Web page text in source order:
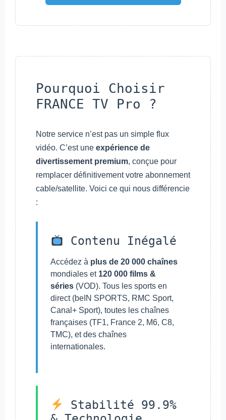
Pourquoi Choisir
FRANCE TV Pro ?
Notre service n’est pas un simple flux
vidéo. C’est une expérience de
divertissement premium, conçue pour
remplacer définitivement votre abonnement
cable/satellite. Voici ce qui nous différencie
:
Contenu Inégalé
Accédez à plus de 20 000 chaînes
mondiales et 120 000 films &
séries (VOD). Tous les sports en
direct (beIN SPORTS, RMC Sport,
Canal+ Sport), toutes les chaînes
françaises (TF1, France 2, M6, C8,
TMC), et des chaînes
internationales.
Stabilité 99.9%